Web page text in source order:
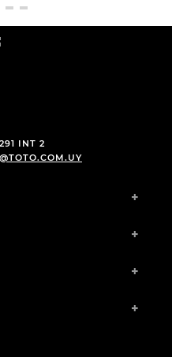
INT 2
+
+
+
+